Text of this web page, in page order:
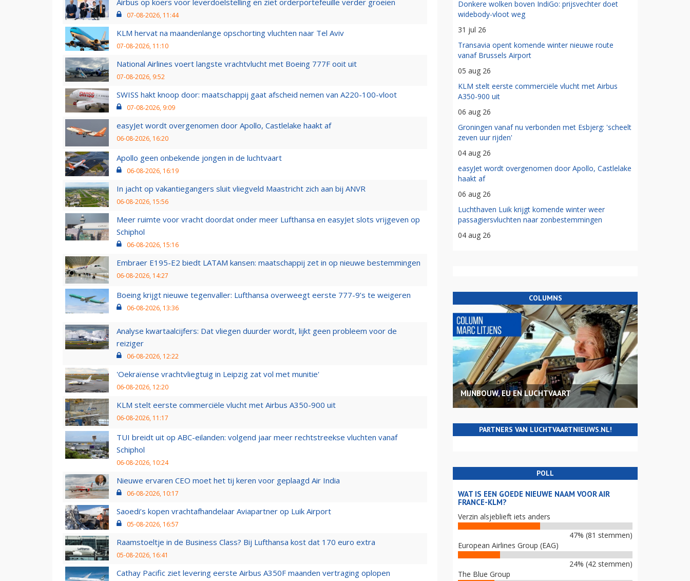
07-08-2026, 11:44
KLM hervat na maandenlange opschorting vluchten naar Tel Aviv
07-08-2026, 11:10
National Airlines voert langste vrachtvlucht met Boeing 777F ooit uit
07-08-2026, 9:52
SWISS hakt knoop door: maatschappij gaat afscheid nemen van A220-100-vloot
07-08-2026, 9:09
easyJet wordt overgenomen door Apollo, Castlelake haakt af
06-08-2026, 16:20
Apollo geen onbekende jongen in de luchtvaart
06-08-2026, 16:19
In jacht op vakantiegangers sluit vliegveld Maastricht zich aan bij ANVR
06-08-2026, 15:56
Meer ruimte voor vracht doordat onder meer Lufthansa en easyJet slots vrijgeven op
Schiphol
06-08-2026, 15:16
Embraer E195-E2 biedt LATAM kansen: maatschappij zet in op nieuwe bestemmingen
06-08-2026, 14:27
Boeing krijgt nieuwe tegenvaller: Lufthansa overweegt eerste 777-9’s te weigeren
06-08-2026, 13:36
Analyse kwartaalcijfers: Dat vliegen duurder wordt, lijkt geen probleem voor de
reiziger
06-08-2026, 12:22
'Oekraïense vrachtvliegtuig in Leipzig zat vol met munitie'
06-08-2026, 12:20
KLM stelt eerste commerciële vlucht met Airbus A350-900 uit
06-08-2026, 11:17
TUI breidt uit op ABC-eilanden: volgend jaar meer rechtstreekse vluchten vanaf
Schiphol
06-08-2026, 10:24
Nieuwe ervaren CEO moet het tij keren voor geplaagd Air India
06-08-2026, 10:17
Saoedi’s kopen vrachtafhandelaar Aviapartner op Luik Airport
05-08-2026, 16:57
Raamstoeltje in de Business Class? Bij Lufthansa kost dat 170 euro extra
05-08-2026, 16:41
Cathay Pacific ziet levering eerste Airbus A350F maanden vertraging oplopen
Donkere wolken boven IndiGo: prijsvechter doet
widebody-vloot weg
31 jul 26
Transavia opent komende winter nieuwe route
vanaf Brussels Airport
05 aug 26
KLM stelt eerste commerciële vlucht met Airbus
A350-900 uit
06 aug 26
Groningen vanaf nu verbonden met Esbjerg: 'scheelt
zeven uur rijden'
04 aug 26
easyJet wordt overgenomen door Apollo, Castlelake
haakt af
06 aug 26
Luchthaven Luik krijgt komende winter weer
passagiersvluchten naar zonbestemmingen
04 aug 26
COLUMNS
MIJNBOUW, EU EN LUCHTVAART
PARTNERS VAN LUCHTVAARTNIEUWS.NL!
POLL
WAT IS EEN GOEDE NIEUWE NAAM VOOR AIR
FRANCE-KLM?
Verzin alsjeblieft iets anders
47% (81 stemmen)
European Airlines Group (EAG)
24% (42 stemmen)
The Blue Group